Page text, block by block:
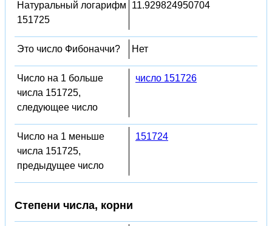
Натуральный логарифм
151725
11.929824950704
Это число Фибоначчи? Нет
Число на 1 больше
числа 151725,
следующее число
число 151726
Число на 1 меньше
числа 151725,
предыдущее число
151724
Степени числа, корни